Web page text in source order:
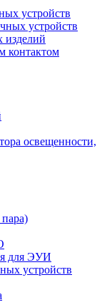
устройств
устройств
изделий
контактом
освещенности,
для ЭУИ
устройств